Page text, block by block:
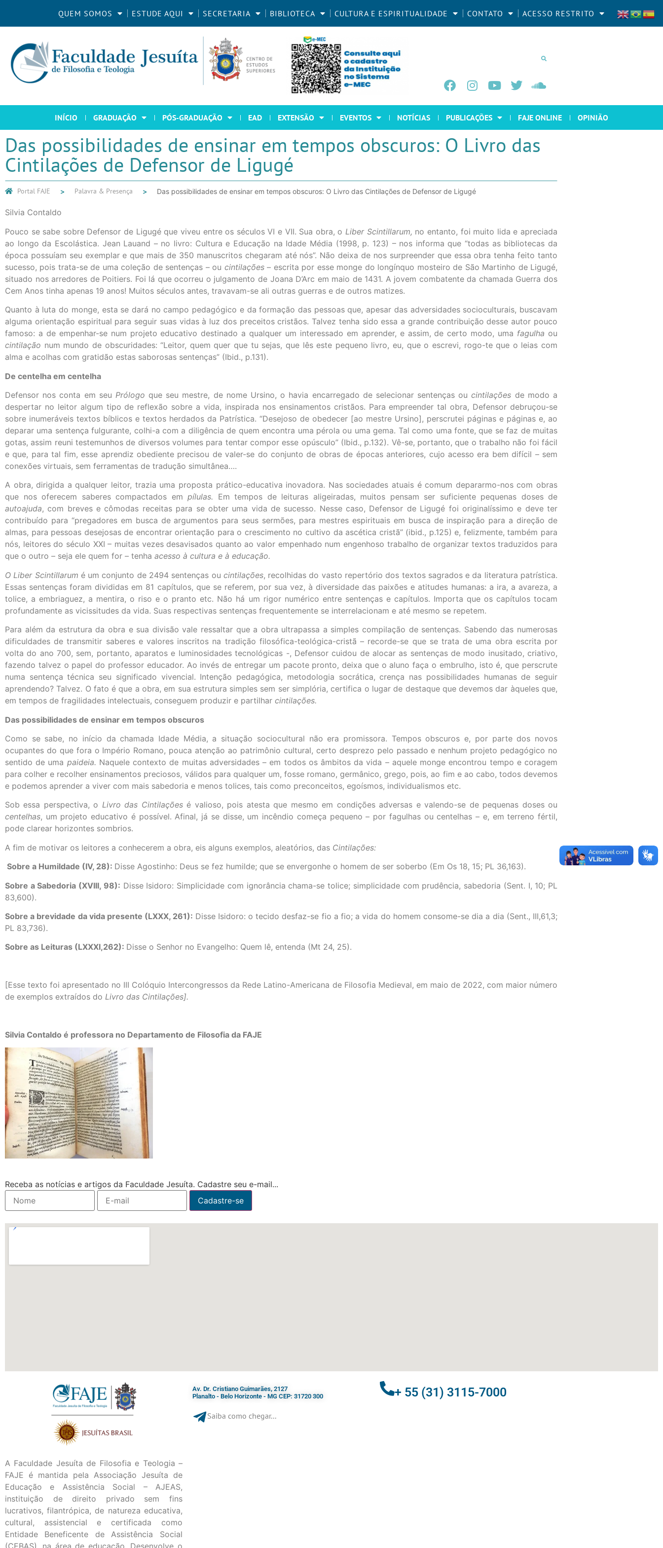
QUEM SOMOS ESTUDE AQUI SECRETARIA BIBLIOTECA CULTURA E ESPIRITUALIDADE CONTATO ACESSO RESTRITO
INÍCIO GRADUAÇÃO PÓS-GRADUAÇÃO EAD EXTENSÃO EVENTOS NOTÍCIAS PUBLICAÇÕES FAJE ONLINE OPINIÃO
Das possibilidades de ensinar em tempos obscuros: O Livro das
Cintilações de Defensor de Ligugé
Portal FAJE Palavra & Presença Das possibilidades de ensinar em tempos obscuros: O Livro das Cintilações de Defensor de Ligugé
Silvia Contaldo
Pouco se sabe sobre Defensor de Ligugé que viveu entre os séculos VI e VII. Sua obra, o Liber Scintillarum, no entanto, foi muito lida e apreciada
ao longo da Escolástica. Jean Lauand – no livro: Cultura e Educação na Idade Média (1998, p. 123) – nos informa que “todas as bibliotecas da
época possuíam seu exemplar e que mais de 350 manuscritos chegaram até nós”. Não deixa de nos surpreender que essa obra tenha feito tanto
sucesso, pois trata-se de uma coleção de sentenças – ou cintilações– escrita por esse monge do longínquo mosteiro de São Martinho de Ligugé,
situado nos arredores de Poitiers. Foi lá que ocorreu o julgamento de Joana D’Arc em maio de 1431. A jovem combatente da chamada Guerra dos
Cem Anos tinha apenas 19 anos! Muitos séculos antes, travavam-se ali outras guerras e de outros matizes.
Quanto à luta do monge, esta se dará no campo pedagógico e da formação das pessoas que, apesar das adversidades socioculturais, buscavam
alguma orientação espiritual para seguir suas vidas à luz dos preceitos cristãos. Talvez tenha sido essa a grande contribuição desse autor pouco
famoso: a de empenhar-se num projeto educativo destinado a qualquer um interessado em aprender, e assim, de certo modo, uma fagulha ou
cintilação num mundo de obscuridades: “Leitor, quem quer que tu sejas, que lês este pequeno livro, eu, que o escrevi, rogo-te que o leias com
alma e acolhas com gratidão estas saborosas sentenças” (Ibid., p.131).
De centelha em centelha
Defensor nos conta em seu Prólogo que seu mestre, de nome Ursino, o havia encarregado de selecionar sentenças oucintilações de modo a
despertar no leitor algum tipo de reflexão sobre a vida, inspirada nos ensinamentos cristãos. Para empreender tal obra, Defensor debruçou-se
sobre inumeráveis textos bíblicos e textos herdados da Patrística. “Desejoso de obedecer [ao mestre Ursino], perscrutei páginas e páginas e, ao
deparar uma sentença fulgurante, colhi-a com a diligência de quem encontra uma pérola ou uma gema. Tal como uma fonte, que se faz de muitas
gotas, assim reuni testemunhos de diversos volumes para tentar compor esse opúsculo” (Ibid., p.132). Vê-se, portanto, que o trabalho não foi fácil
e que, para tal fim, esse aprendiz obediente precisou de valer-se do conjunto de obras de épocas anteriores, cujo acesso era bem difícil – sem
conexões virtuais, sem ferramentas de tradução simultânea….
A obra, dirigida a qualquer leitor, trazia uma proposta prático-educativa inovadora. Nas sociedades atuais é comum depararmo-nos com obras
que nos oferecem saberes compactados em pílulas. Em tempos de leituras aligeiradas, muitos pensam ser suficiente pequenas doses de
autoajuda, com breves e cômodas receitas para se obter uma vida de sucesso. Nesse caso, Defensor de Ligugé foi originalíssimo e deve ter
contribuído para “pregadores em busca de argumentos para seus sermões, para mestres espirituais em busca de inspiração para a direção de
almas, para pessoas desejosas de encontrar orientação para o crescimento no cultivo da ascética cristã” (ibid., p.125) e, felizmente, também para
nós, leitores do século XXI – muitas vezes desavisados quanto ao valor empenhado num engenhoso trabalho de organizar textos traduzidos para
que o outro – seja ele quem for – tenha acesso à cultura e à educação.
O Liber Scintillarum é um conjunto de 2494 sentenças ou cintilações, recolhidas do vasto repertório dos textos sagrados e da literatura patrística.
Essas sentenças foram divididas em 81 capítulos, que se referem, por sua vez, à diversidade das paixões e atitudes humanas: a ira, a avareza, a
tolice, a embriaguez, a mentira, o riso e o pranto etc. Não há um rigor numérico entre sentenças e capítulos. Importa que os capítulos tocam
profundamente as vicissitudes da vida. Suas respectivas sentenças frequentemente se interrelacionam e até mesmo se repetem.
Para além da estrutura da obra e sua divisão vale ressaltar que a obra ultrapassa a simples compilação de sentenças. Sabendo das numerosas
dificuldades de transmitir saberes e valores inscritos na tradição filosófica-teológica-cristã – recorde-se que se trata de uma obra escrita por
volta do ano 700, sem, portanto, aparatos e luminosidades tecnológicas -, Defensor cuidou de alocar as sentenças de modo inusitado, criativo,
fazendo talvez o papel do professor educador. Ao invés de entregar um pacote pronto, deixa que o aluno faça o embrulho, isto é, que perscrute
numa sentença técnica seu significado vivencial. Intenção pedagógica, metodologia socrática, crença nas possibilidades humanas de seguir
aprendendo? Talvez. O fato é que a obra, em sua estrutura simples sem ser simplória, certifica o lugar de destaque que devemos dar àqueles que,
em tempos de fragilidades intelectuais, conseguem produzir e partilhar cintilações.
Das possibilidades de ensinar em tempos obscuros
Como se sabe, no início da chamada Idade Média, a situação sociocultural não era promissora. Tempos obscuros e, por parte dos novos
ocupantes do que fora o Império Romano, pouca atenção ao patrimônio cultural, certo desprezo pelo passado e nenhum projeto pedagógico no
sentido de uma paideia. Naquele contexto de muitas adversidades – em todos os âmbitos da vida – aquele monge encontrou tempo e coragem
para colher e recolher ensinamentos preciosos, válidos para qualquer um, fosse romano, germânico, grego, pois, ao fim e ao cabo, todos devemos
e podemos aprender a viver com mais sabedoria e menos tolices, tais como preconceitos, egoísmos, individualismos etc.
Sob essa perspectiva, o Livro das Cintilaçõesé valioso, pois atesta que mesmo em condições adversas e valendo-se de pequenas doses ou
centelhas, um projeto educativo é possível. Afinal, já se disse, um incêndio começa pequeno – por fagulhas ou centelhas – e, em terreno fértil,
pode clarear horizontes sombrios.
A fim de motivar os leitores a conhecerem a obra, eis alguns exemplos, aleatórios, das Cintilações:
Sobre a Humildade (IV, 28): Disse Agostinho: Deus se fez humilde; que se envergonhe o homem de ser soberbo (Em Os 18, 15; PL 36,163).
Sobre a Sabedoria (XVIII, 98): Disse Isidoro: Simplicidade com ignorância chama-se tolice; simplicidade com prudência, sabedoria (Sent. I, 10; PL
83,600).
Sobre a brevidade da vida presente (LXXX, 261): Disse Isidoro: o tecido desfaz-se fio a fio; a vida do homem consome-se dia a dia (Sent., III,61,3;
PL 83,736).
Sobre as Leituras (LXXXI,262): Disse o Senhor no Evangelho: Quem lê, entenda (Mt 24, 25).
[Esse texto foi apresentado no III Colóquio Intercongressos da Rede Latino-Americana de Filosofia Medieval, em maio de 2022, com maior número
de exemplos extraídos do Livro das Cintilações].
Silvia Contaldo é professora no Departamento de Filosofia da FAJE
Receba as notícias e artigos da Faculdade Jesuíta. Cadastre seu e-mail...
A Faculdade Jesuíta de Filosofia e Teologia –
FAJE é mantida pela Associação Jesuíta de
Educação e Assistência Social – AJEAS,
instituição de direito privado sem fins
lucrativos, filantrópica, de natureza educativa,
cultural, assistencial e certificada como
Entidade Beneficente de Assistência Social
(CEBAS), na área de educação. Desenvolve o
Av. Dr. Cristiano Guimarães, 2127
Planalto - Belo Horizonte - MG CEP: 31720 300
Saiba como chegar...
+ 55 (31) 3115-7000​